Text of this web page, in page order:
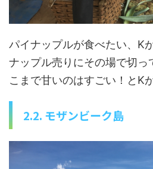
パイナップルが食べたい、K
ナップル売りにその場で切っ
こまで甘いのはすごい！とK
2.2. モザンビーク島